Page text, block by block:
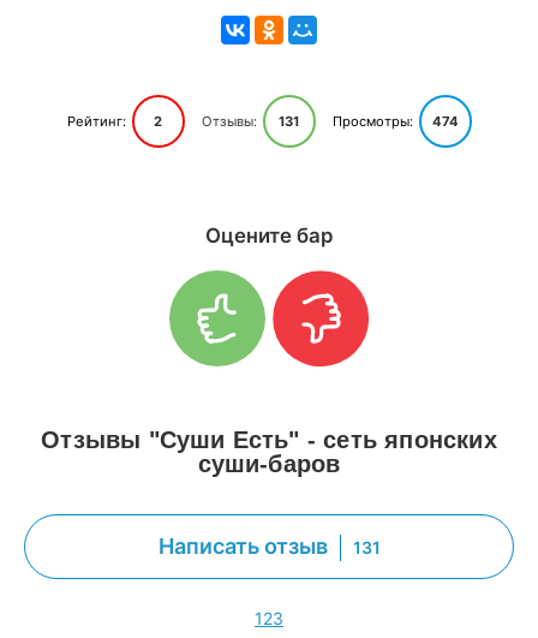
Рейтинг: 2 Отзывы: 131 Просмотры: 474
Оцените бар
Отзывы "Суши Есть" - сеть японских
суши-баров
Написать отзыв 131
123